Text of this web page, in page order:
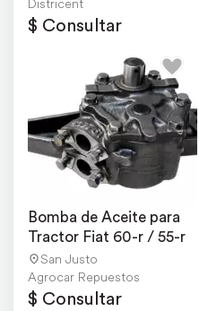
Districent
$ Consultar
Bomba de Aceite para
Tractor Fiat 60-r / 55-r
San Justo
Agrocar Repuestos
$ Consultar